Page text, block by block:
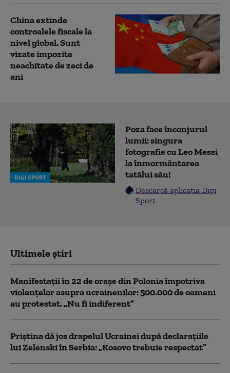
China extinde
controalele fiscale la
nivel global. Sunt
vizate impozite
neachitate de zeci de
ani
DIGI SPORT
Poza face înconjurul
lumii: singura
fotografie cu Leo Messi
la înmormântarea
tatălui său!
Descarcă aplicația Digi
Sport
Ultimele știri
Manifestații în 22 de orașe din Polonia împotriva
violențelor asupra ucrainenilor: 500.000 de oameni
au protestat. „Nu fi indiferent”
Priștina dă jos drapelul Ucrainei după declarațiile
lui Zelenski în Serbia: „Kosovo trebuie respectat”